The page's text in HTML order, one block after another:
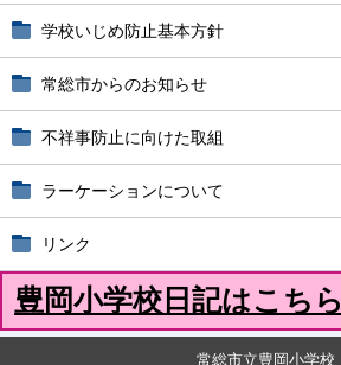
学校いじめ防止基本方針
常総市からのお知らせ
不祥事防止に向けた取組
ラーケーションについて
リンク
豊岡小学校日記はこちら
常総市立豊岡小学校